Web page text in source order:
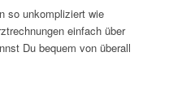
so unkompliziert wie
einfach über
Du bequem von überall